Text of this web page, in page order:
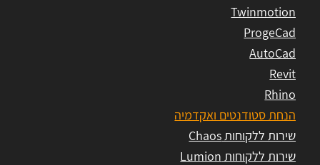
Twinmotion
ProgeCad
AutoCad
Revit
Rhino
הנחת סטודנטים ואקדמיה
שירות ללקוחות Chaos
שירות ללקוחות Lumion